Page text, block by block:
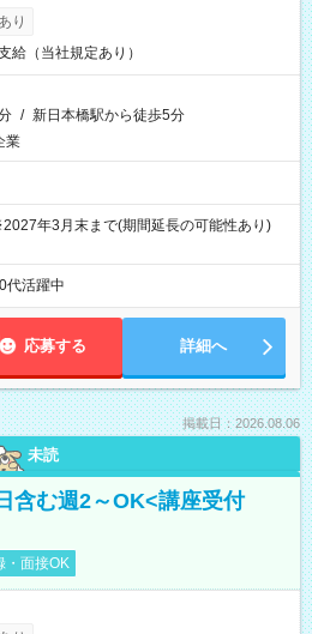
り
給（当社規定あり）
/ 新日本橋駅から徒歩5分
業
年3月末まで(期間延長の可能性あり)
代活躍中
応募する 詳細へ
掲載日：2026.08.06
未読
含む週2～OK<講座受付
・面接OK